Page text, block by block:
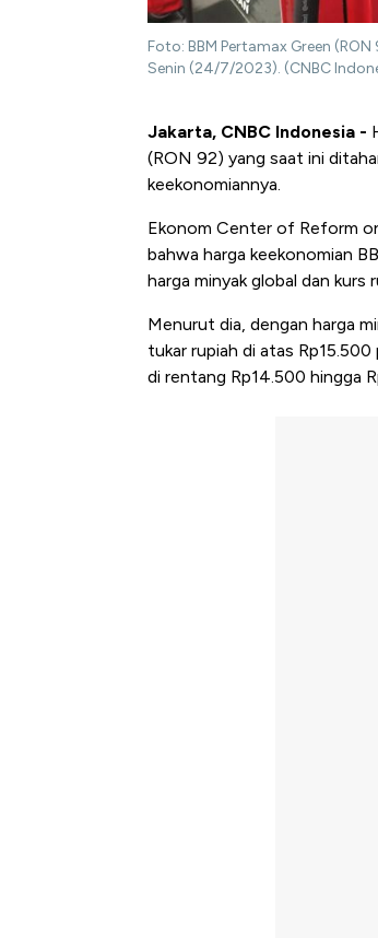
Foto: BBM Pertamax Green
Senin (24/7/2023). (CNBC
Jakarta, CNBC Indonesia -
(RON 92) yang saat ini
keekonomiannya.
Ekonom Center of Reform
bahwa harga keekonomian
harga minyak global dan kurs
Menurut dia, dengan harga
tukar rupiah di atas
di rentang Rp14.500 hingga